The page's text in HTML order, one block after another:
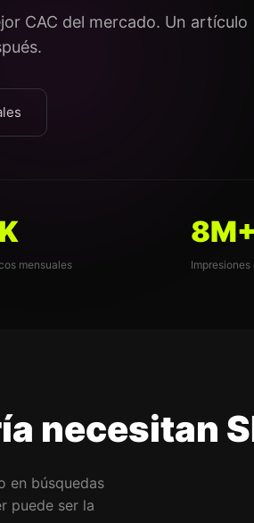
CAC del mercado. Un artículo
mensuales
8M+
necesitan
en búsquedas
puede ser la